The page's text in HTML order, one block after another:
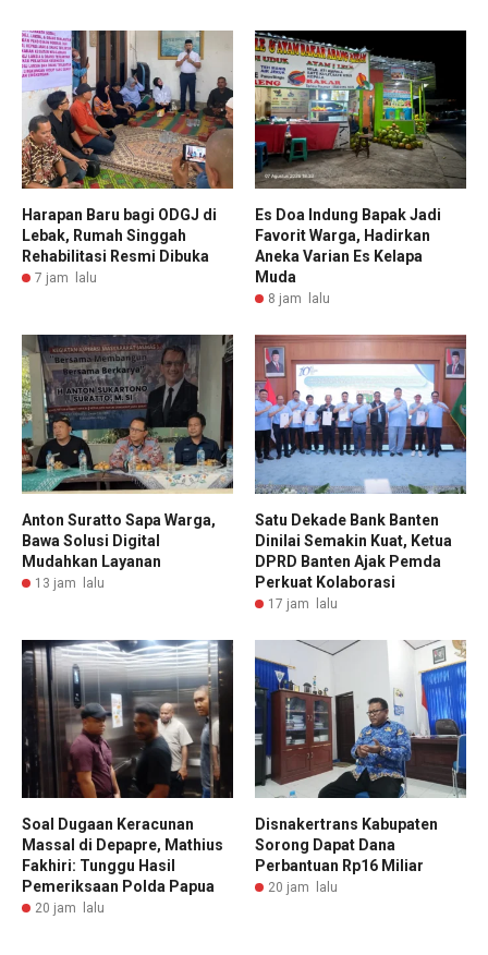
Harapan Baru bagi ODGJ di
Lebak, Rumah Singgah
Rehabilitasi Resmi Dibuka
7 jam lalu
Es Doa Indung Bapak Jadi
Favorit Warga, Hadirkan
Aneka Varian Es Kelapa
Muda
8 jam lalu
Anton Suratto Sapa Warga,
Bawa Solusi Digital
Mudahkan Layanan
13 jam lalu
Satu Dekade Bank Banten
Dinilai Semakin Kuat, Ketua
DPRD Banten Ajak Pemda
Perkuat Kolaborasi
17 jam lalu
Soal Dugaan Keracunan
Massal di Depapre, Mathius
Fakhiri: Tunggu Hasil
Pemeriksaan Polda Papua
20 jam lalu
Disnakertrans Kabupaten
Sorong Dapat Dana
Perbantuan Rp16 Miliar
20 jam lalu